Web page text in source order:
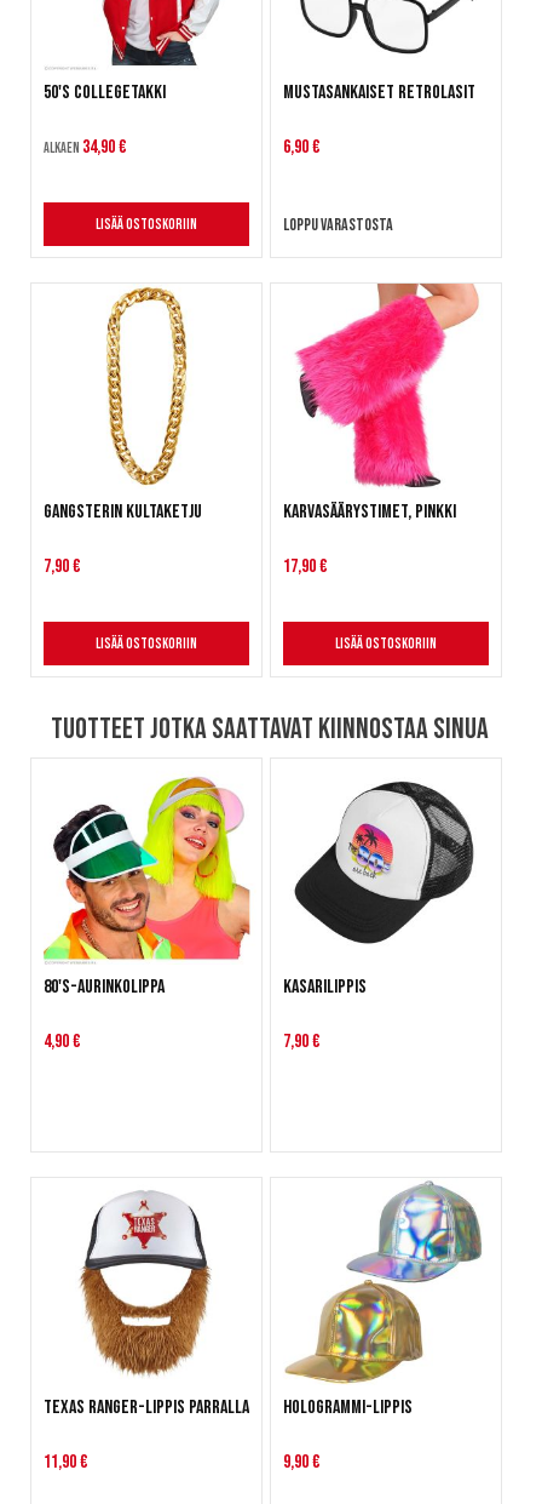
50's collegetakki
Alkaen 34,90 €
Lisää ostoskoriin
Mustasankaiset retrolasit
6,90 €
Loppu varastosta
Gangsterin kultaketju
7,90 €
Lisää ostoskoriin
Karvasäärystimet, pinkki
17,90 €
Lisää ostoskoriin
Tuotteet jotka saattavat kiinnostaa sinua
80's-aurinkolippa
4,90 €
Kasarilippis
7,90 €
Texas Ranger-lippis parralla
11,90 €
Hologrammi-lippis
9,90 €